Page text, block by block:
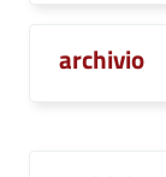
archivio